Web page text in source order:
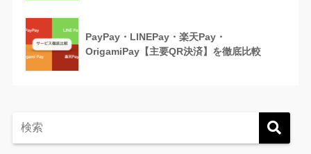
PayPay・LINEPay・楽天Pay・
OrigamiPay【主要QR決済】を徹底比較